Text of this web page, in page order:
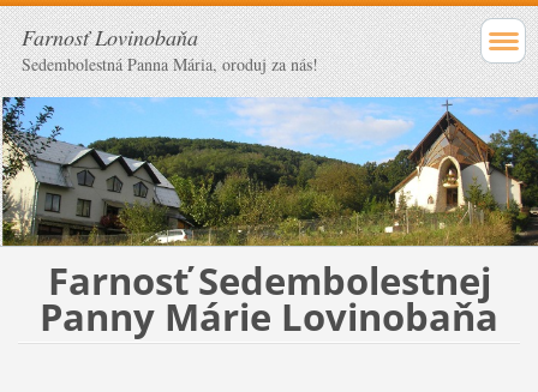
Farnosť Lovinobaňa
Sedembolestná Panna Mária, oroduj za nás!
Farnosť Sedembolestnej
Panny Márie Lovinobaňa